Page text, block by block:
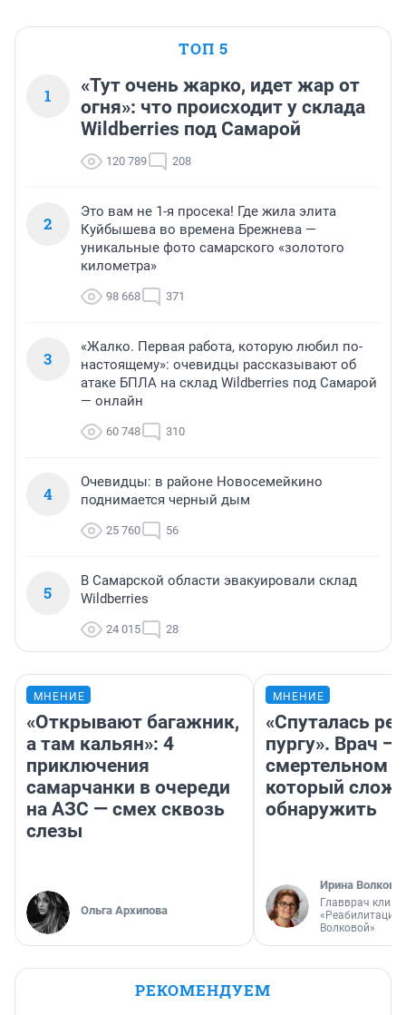
ТОП 5
1
«Тут очень жарко, идет жар от
огня»: что происходит у склада
Wildberries под Самарой
120 789 208
2
Это вам не 1-я просека! Где жила элита
Куйбышева во времена Брежнева —
уникальные фото самарского «золотого
километра»
98 668 371
3
«Жалко. Первая работа, которую любил по-
настоящему»: очевидцы рассказывают об
атаке БПЛА на склад Wildberries под Самарой
— онлайн
60 748 310
4
Очевидцы: в районе Новосемейкино
поднимается черный дым
25 760 56
5
В Самарской области эвакуировали склад
Wildberries
24 015 28
МНЕНИЕ
«Открывают багажник,
а там кальян»: 4
приключения
самарчанки в очереди
на АЗС — смех сквозь
слезы
Ольга Архипова
МНЕНИЕ
«Спуталась
пургу». Врач —
смертельном
который
обнаружить
Ирина Волкова
Главврач
«Реабилитация
Волковой»
РЕКОМЕНДУЕМ